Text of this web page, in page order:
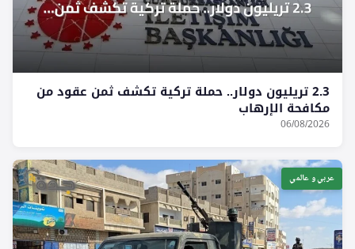
2.3 تريليون دولار.. حملة تركية تكشف ثمن عقود من
مكافحة الإرهاب
06/08/2026
عربي و عالمي